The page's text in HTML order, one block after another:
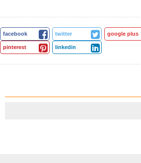
facebook twitter google plus
pinterest linkedin